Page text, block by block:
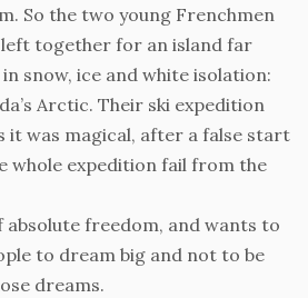
So the two young Frenchmen
left together for an island far
snow, ice and white isolation:
Arctic. Their ski expedition
it was magical, after a false start
whole expedition fail from the
absolute freedom, and wants to
to dream big and not to be
dreams.